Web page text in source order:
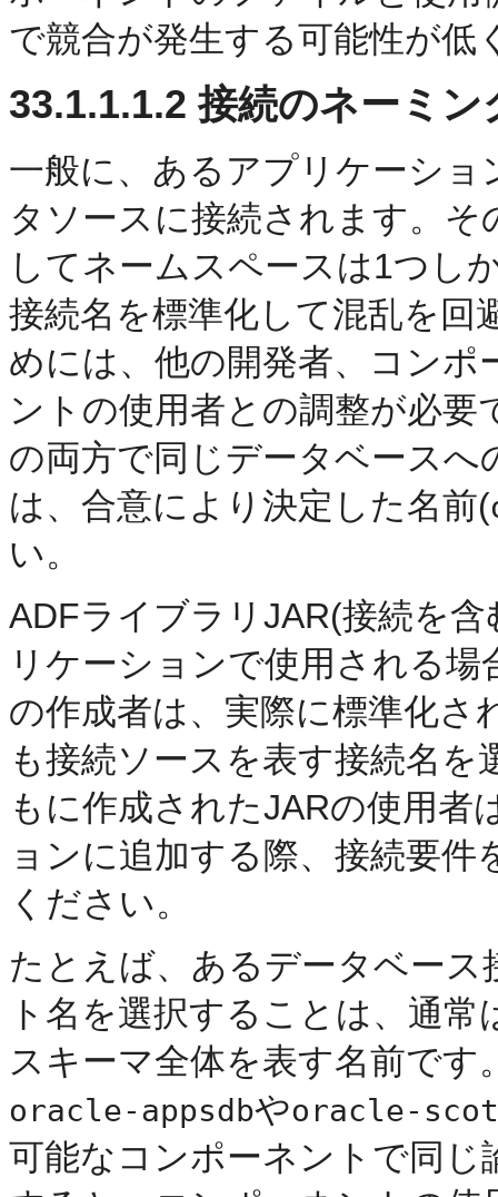
で競合が発生する可能性が低
33.1.1.1.2 接続のネーミン
一般に、あるアプリケーシ
タソースに接続されます。
してネームスペースは1つし
接続名を標準化して混乱を
めには、他の開発者、コン
ントの使用者との調整が必要
の両方で同じデータベース
は、合意により決定した名前(
い。
ADFライブラリJAR(接続を
リケーションで使用される
の作成者は、実際に標準化
も接続ソースを表す接続名
もに作成されたJARの使用
ョンに追加する際、接続要
ください。
たとえば、あるデータベー
ト名を選択することは、通
スキーマ全体を表す名前で
oracle-appsdbやoracle-
可能なコンポーネントで同じ